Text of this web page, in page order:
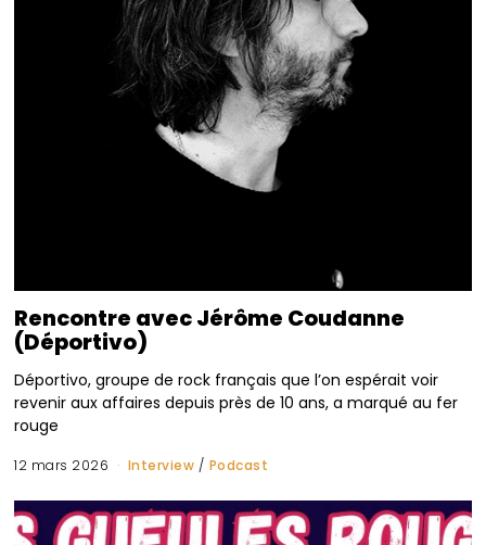
Rencontre avec Jérôme Coudanne
(Déportivo)
Déportivo, groupe de rock français que l’on espérait voir
revenir aux affaires depuis près de 10 ans, a marqué au fer
rouge
12 mars 2026 Interview / Podcast